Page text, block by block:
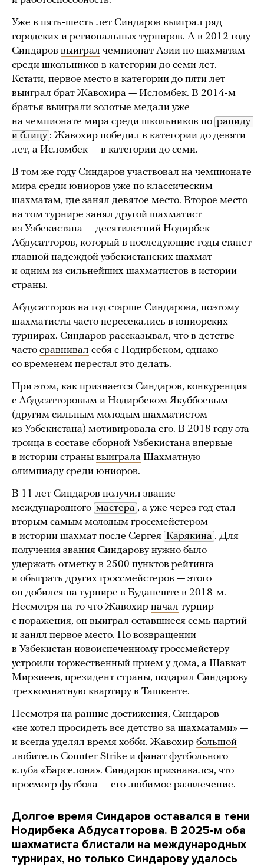
Уже в пять-шесть лет Синдаров выиграл ряд
городских и региональных турниров. А в 2012 году
Синдаров выиграл чемпионат Азии по шахматам
среди школьников в категории до семи лет.
Кстати, первое место в категории до пяти лет
выиграл брат Жавохира — Исломбек. В 2014-м
братья выиграли золотые медали уже
на чемпионате мира среди школьников по рапиду
и блицу : Жавохир победил в категории до девяти
лет, а Исломбек — в категории до семи.
В том же году Синдаров участвовал на чемпионате
мира среди юниоров уже по классическим
шахматам, где занял девятое место. Второе место
на том турнире занял другой шахматист
из Узбекистана — десятилетний Нодирбек
Абдусатторов, который в последующие годы станет
главной надеждой узбекистанских шахмат
и одним из сильнейших шахматистов в истории
страны.
Абдусатторов на год старше Синдарова, поэтому
шахматисты часто пересекались в юниорских
турнирах. Синдаров рассказывал, что в детстве
часто сравнивал себя с Нодирбеком, однако
со временем перестал это делать.
При этом, как признается Синдаров, конкуренция
с Абдусатторовым и Нодирбеком Якуббоевым
(другим сильным молодым шахматистом
из Узбекистана) мотивировала его. В 2018 году эта
троица в составе сборной Узбекистана впервые
в истории страны выиграла Шахматную
олимпиаду среди юниоров.
В 11 лет Синдаров получил звание
международного мастера , а уже через год стал
вторым самым молодым гроссмейстером
в истории шахмат после Сергея Карякина . Для
получения звания Синдарову нужно было
удержать отметку в 2500 пунктов рейтинга
и обыграть других гроссмейстеров — этого
он добился на турнире в Будапеште в 2018-м.
Несмотря на то что Жавохир начал турнир
с поражения, он выиграл оставшиеся семь партий
и занял первое место. По возвращении
в Узбекистан новоиспеченному гроссмейстеру
устроили торжественный прием у дома, а Шавкат
Мирзиеев, президент страны, подарил Синдарову
трехкомнатную квартиру в Ташкенте.
Несмотря на ранние достижения, Синдаров
«не хотел просидеть все детство за шахматами» —
и всегда уделял время хобби. Жавохир большой
любитель Counter Strike и фанат футбольного
клуба «Барселона». Синдаров признавался, что
просмотр футбола — его любимое развлечение.
Долгое время Синдаров оставался в тени
Нодирбека Абдусатторова. В 2025-м оба
шахматиста блистали на международных
турнирах, но только Синдарову удалось